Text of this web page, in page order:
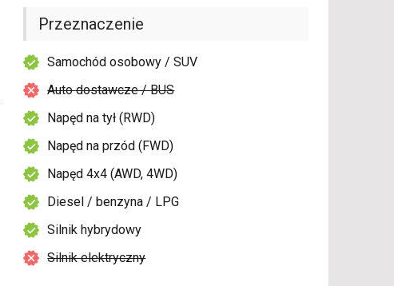
Przeznaczenie
Samochód osobowy / SUV
Auto dostawcze / BUS
Napęd na tył (RWD)
Napęd na przód (FWD)
Napęd 4x4 (AWD, 4WD)
Diesel / benzyna / LPG
Silnik hybrydowy
Silnik elektryczny